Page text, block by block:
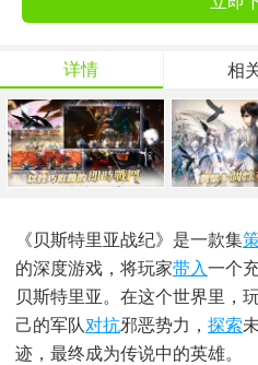
详情 相
《贝斯特里亚战纪》是一款集
的深度游戏，将玩家带入一个
贝斯特里亚。在这个世界里，
己的军队对抗邪恶势力， 探索
迹，最终成为传说中的英雄。